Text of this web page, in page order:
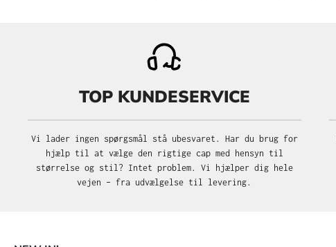
TOP KUNDESERVICE
Vi lader ingen spørgsmål stå ubesvaret. Har du brug for
hjælp til at vælge den rigtige cap med hensyn til
størrelse og stil? Intet problem. Vi hjælper dig hele
vejen – fra udvælgelse til levering.